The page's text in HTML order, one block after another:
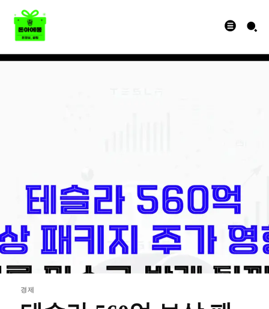
경제